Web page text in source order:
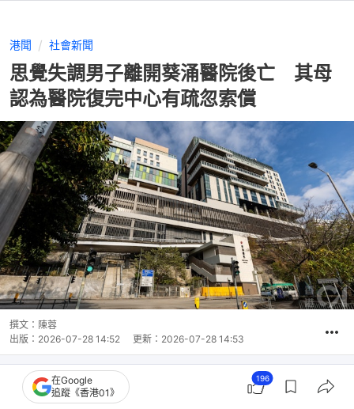
港聞 社會新聞
思覺失調男子離開葵涌醫院後亡 其母
認為醫院復完中心有疏忽索償
撰文： 陳蓉
出版： 2026-07-28 14:52 更新： 2026-07-28 14:53
在Google
追蹤《香港01》
196